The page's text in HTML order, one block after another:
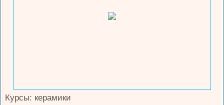
Курсы: керамики